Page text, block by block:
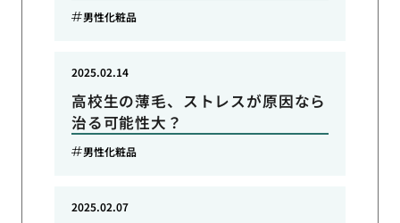
男性化粧品
高校生の薄毛、ストレスが原因なら
治る可能性大？
2025.02.14
男性化粧品
2025.02.07